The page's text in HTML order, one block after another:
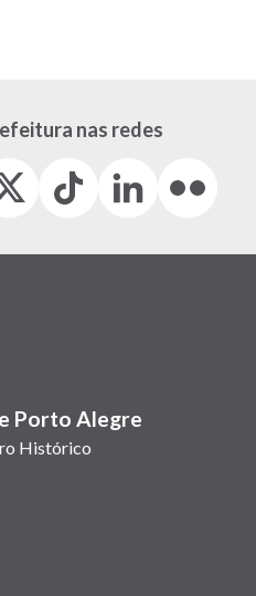
nas redes
Tiktok
(link
em
LinkedIn
(link
em
(link
em
Porto Alegre
Histórico